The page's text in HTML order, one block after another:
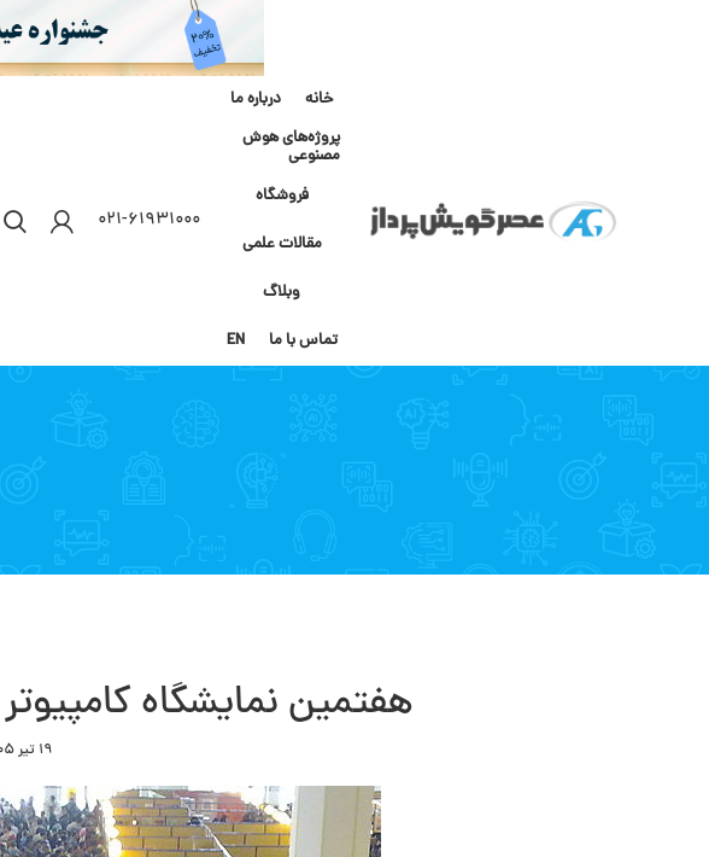
خانه
درباره ما
پروژه‌های هوش
مصنوعی
فروشگاه
مقالات علمی
وبلاگ
تماس با ما
EN
۰۲۱-۶۱۹۳۱۰۰۰
هفتمین نمایشگاه
۱۹ تیر ۱۴۰۵